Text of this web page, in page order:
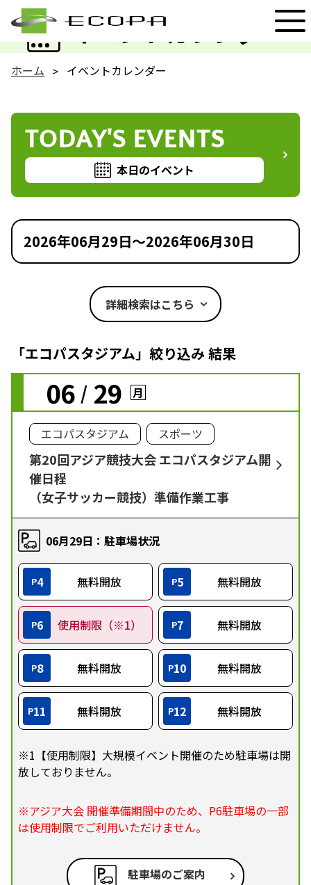
イベントカレンダー
EVENT
ホーム イベントカレンダー
TODAY'S EVENTS
本日のイベント
2026年06月29日～2026年06月30日
詳細検索はこちら
「エコパスタジアム」絞り込み 結果
06 / 29 月
エコパスタジアム スポーツ
第20回アジア競技大会 エコパスタジアム開
催日程
（女子サッカー競技）準備作業工事
06月29日：駐車場状況
P4 無料開放 P5 無料開放
P6 使用制限（※1） P7 無料開放
P8 無料開放 P10 無料開放
P11 無料開放 P12 無料開放
※1【使用制限】大規模イベント開催のため駐車場は開
放しておりません。
※アジア大会 開催準備期間中のため、P6駐車場の一部
は使用制限でご利用いただけません。
駐車場のご案内